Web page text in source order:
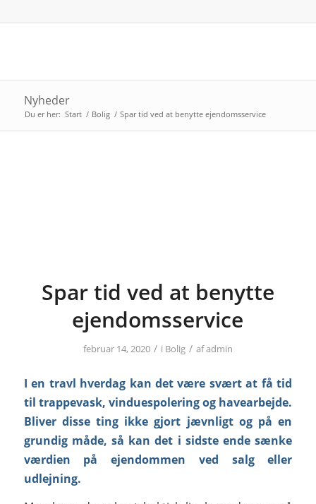
Nyheder
Du er her: Start / Bolig / Spar tid ved at benytte ejendomsservice
Spar tid ved at benytte
ejendomsservice
februar 14, 2020 / i Bolig / afadmin
I en travl hverdag kan det være svært at få tid
til trappevask, vinduespolering og havearbejde.
Bliver disse ting ikke gjort jævnligt og på en
grundig måde, så kan det i sidste ende sænke
værdien på ejendommen ved salg eller
udlejning.